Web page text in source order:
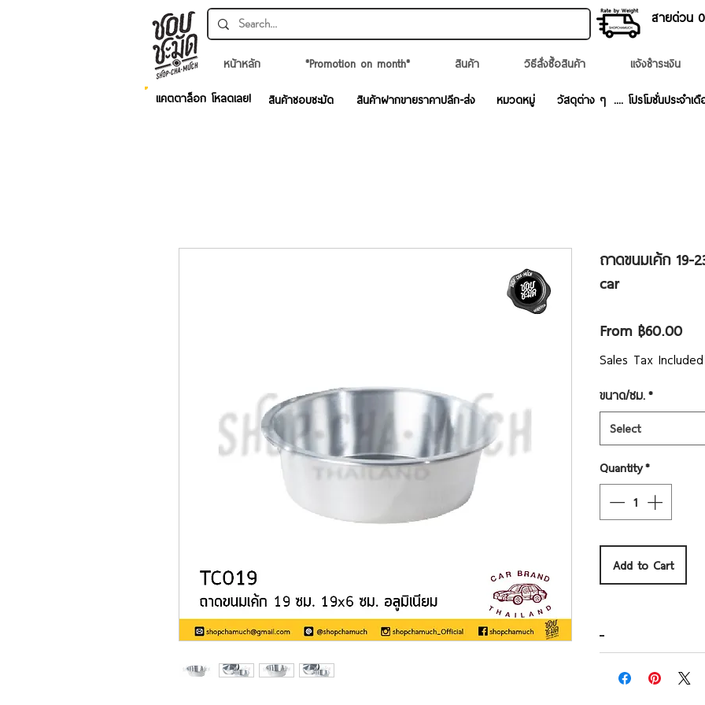
สายด่วน
หน้าหลัก *Promotion on month* สินค้า วิธีสั่งซื้อสินค้า แจ้งชำระเงิน
สินค้าชอบชะมัด สินค้าฝากขายราคาปลีก-ส่ง หมวดหมู่ วัสดุต่าง ๆ .... โปรโมชั่นประจำเ
แคตตาล็อก โหลดเลย!
ถาดขนมเค้ก 19-
car
From ฿60.00
Sales Tax Included
ขนาด/ซม.*
Select
Quantity*
Add to Cart